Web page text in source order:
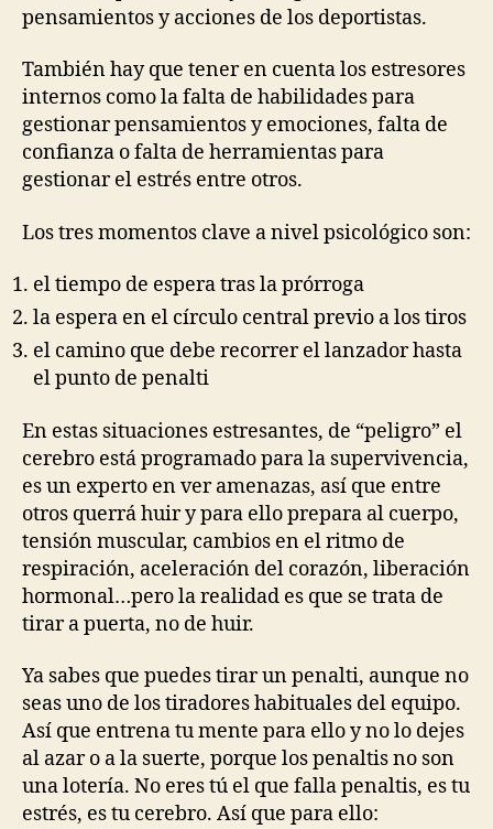
pensamientos y acciones de los deportistas.
También hay que tener en cuenta los estresores
internos como la falta de habilidades para
gestionar pensamientos y emociones, falta de
confianza o falta de herramientas para
gestionar el estrés entre otros.
Los tres momentos clave a nivel psicológico son:
el tiempo de espera tras la prórroga
la espera en el círculo central previo a los tiros
el camino que debe recorrer el lanzador hasta
el punto de penalti
En estas situaciones estresantes, de “peligro” el
cerebro está programado para la supervivencia,
es un experto en ver amenazas, así que entre
otros querrá huir y para ello prepara al cuerpo,
tensión muscular, cambios en el ritmo de
respiración, aceleración del corazón, liberación
hormonal…pero la realidad es que se trata de
tirar a puerta, no de huir.
Ya sabes que puedes tirar un penalti, aunque no
seas uno de los tiradores habituales del equipo.
Así que entrena tu mente para ello y no lo dejes
al azar o a la suerte, porque los penaltis no son
una lotería. No eres tú el que falla penaltis, es tu
estrés, es tu cerebro. Así que para ello: